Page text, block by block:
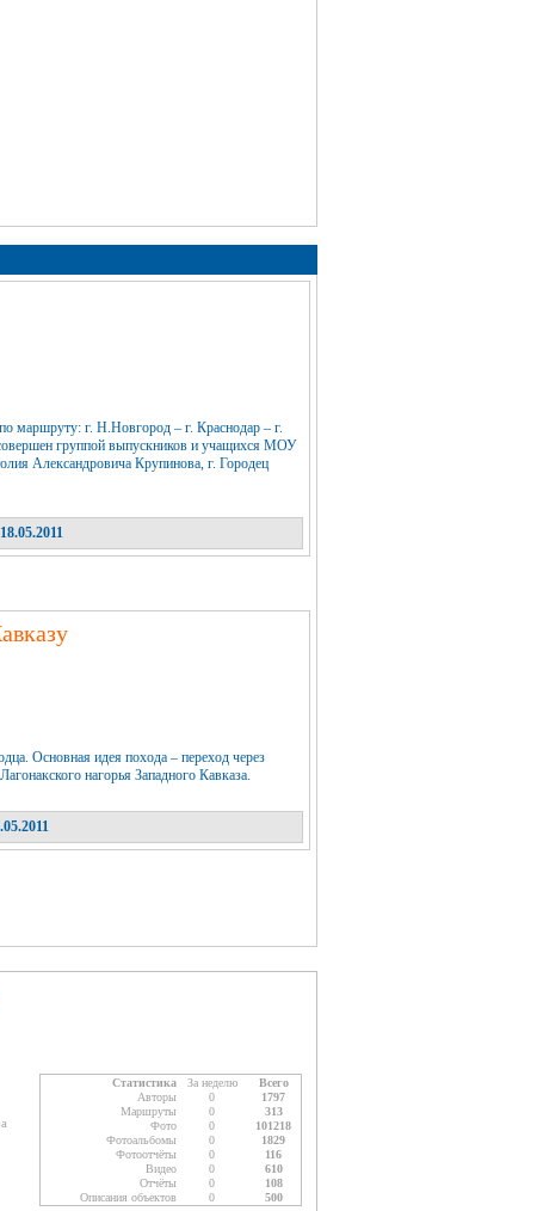
маршруту: г. Н.Новгород – г. Краснодар – г.
группой выпускников и учащихся МОУ
Александровича Крупинова, г. Городец
18.05.2011
Основная идея похода – переход через
нагорья Западного Кавказа.
Статистика За неделю
Всего
Авторы
0
1797
Маршруты
0
313
Фото
0
101218
Фотоальбомы
0
1829
Фотоотчёты
0
116
Видео
0
610
Отчёты
0
108
Описания объектов
0 500